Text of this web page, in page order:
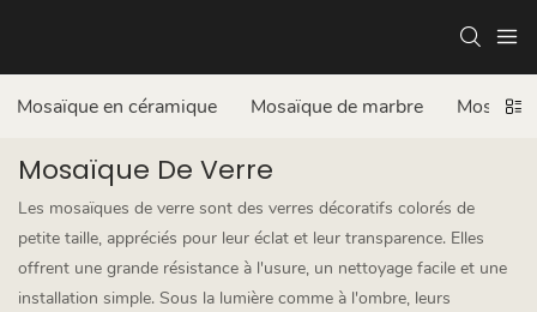
Mosaïque en céramique Mosaïque de marbre
Mosaïque De Verre
Les mosaïques de verre sont des verres décoratifs colorés de
petite taille, appréciés pour leur éclat et leur transparence. Elles
offrent une grande résistance à l'usure, un nettoyage facile et une
installation simple. Sous la lumière comme à l'ombre, leurs